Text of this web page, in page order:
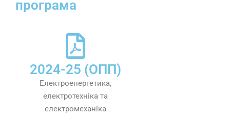
програма
2024-25 (ОПП)
Електроенергетика,
електротехніка та
електромеханіка